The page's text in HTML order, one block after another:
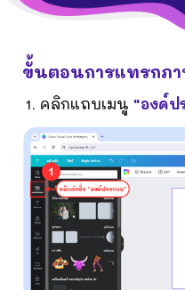
ขั้นตอนการแทรกภ
คลิกแถบเมนู "องค์ป